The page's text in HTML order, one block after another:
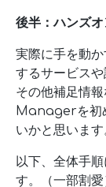
後半：ハンズオ
実際に手を動
するサービスや
その他補足情
Managerを初
いかと思います
以下、全体手
す。（一部割愛